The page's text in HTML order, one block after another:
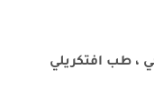
، طب افتكريلي